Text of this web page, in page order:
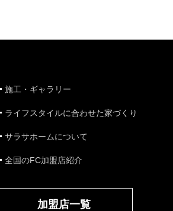
施工・ギャラリー
ライフスタイルに合わせた家づくり
サラサホームについて
全国のFC加盟店紹介
加盟店一覧